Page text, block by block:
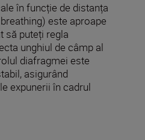
în funcție de distanța
este aproape
să puteți regla
unghiul de câmp al
diafragmei este
asigurând
expunerii în cadrul